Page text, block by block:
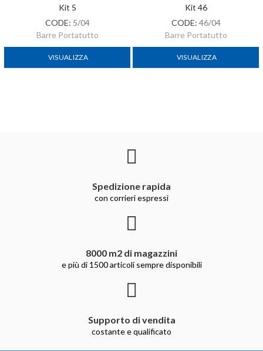
Kit 5
CODE: 5/04
Barre Portatutto
VISUALIZZA
Kit 46
CODE: 46/04
Barre Portatutto
VISUALIZZA
Spedizione rapida
con corrieri espressi
8000 m2 di magazzini
e più di 1500 articoli sempre disponibili
Supporto di vendita
costante e qualificato